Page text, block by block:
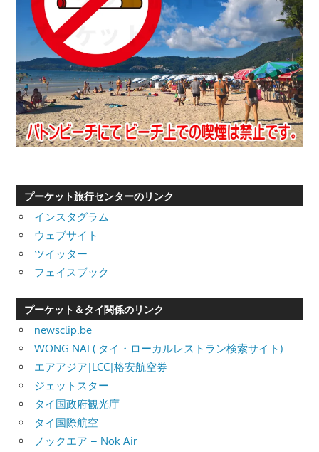
プーケット旅行センターのリンク
インスタグラム
ウェブサイト
ツイッター
フェイスブック
プーケット＆タイ関係のリンク
newsclip.be
WONG NAI ( タイ・ローカルレストラン検索サイト)
エアアジア|LCC|格安航空券
ジェットスター
タイ国政府観光庁
タイ国際航空
ノックエア – Nok Air